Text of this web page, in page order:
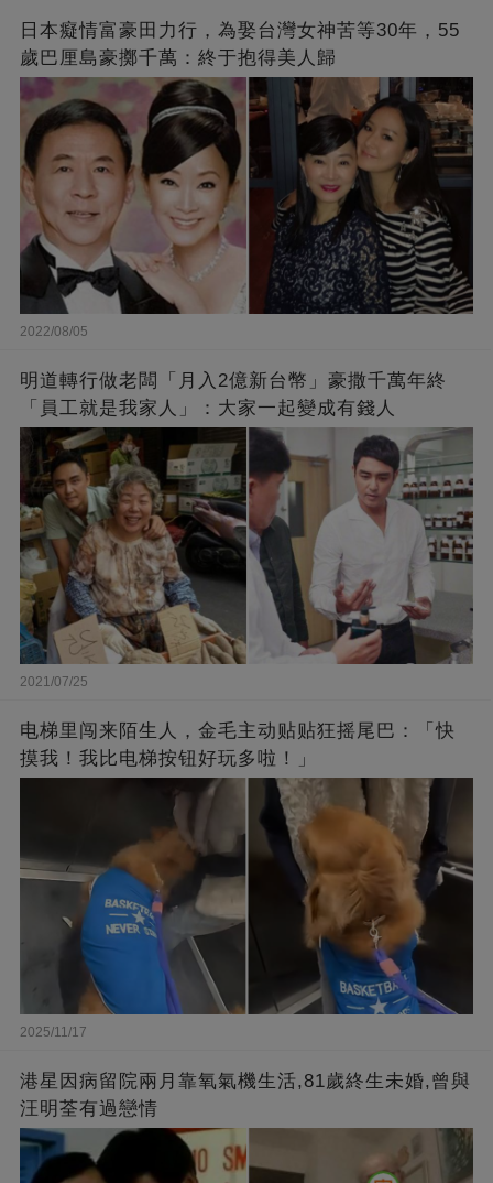
日本癡情富豪田力行，為娶台灣女神苦等30年，55
歲巴厘島豪擲千萬：終于抱得美人歸
2022/08/05
明道轉行做老闆「月入2億新台幣」豪撒千萬年終
「員工就是我家人」：大家一起變成有錢人
2021/07/25
电梯里闯来陌生人，金毛主动贴贴狂摇尾巴：「快
摸我！我比电梯按钮好玩多啦！」
2025/11/17
港星因病留院兩月靠氧氣機生活,81歲終生未婚,曾與
汪明荃有過戀情